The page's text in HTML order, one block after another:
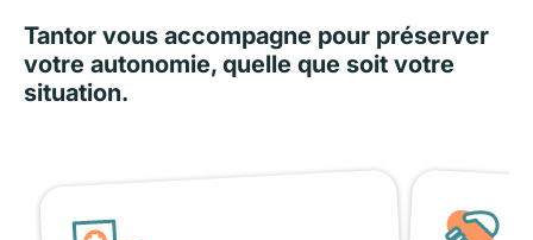
Tantor vous accompagne pour préserver
votre autonomie, quelle que soit votre
situation.